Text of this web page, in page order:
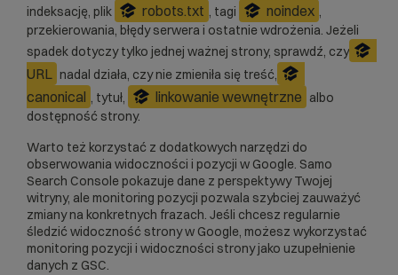
indeksację, plik
robots.txt , tagi noindex ,
przekierowania, błędy serwera i ostatnie wdrożenia. Jeżeli
spadek dotyczy tylko jednej ważnej strony, sprawdź, czy
URL nadal działa, czy nie zmieniła się treść,
canonical , tytuł, linkowanie wewnętrzne albo
dostępność strony.
Warto też korzystać z dodatkowych narzędzi do
obserwowania widoczności i pozycji w Google. Samo
Search Console pokazuje dane z perspektywy Twojej
witryny, ale monitoring pozycji pozwala szybciej zauważyć
zmiany na konkretnych frazach. Jeśli chcesz regularnie
śledzić widoczność strony w Google, możesz wykorzystać
monitoring pozycji i widoczności stronyjako uzupełnienie
danych z GSC.